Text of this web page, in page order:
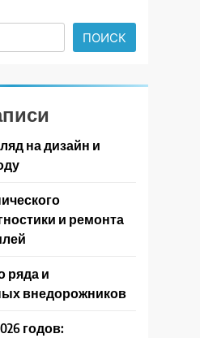
ПОИСК
на дизайн и
и ремонта
ряда и
внедорожников
годов: